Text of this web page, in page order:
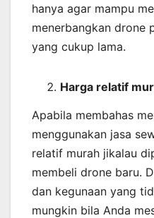
hanya agar mampu
menerbangkan drone
yang cukup lama.
Harga relatif
Apabila membahas
menggunakan jasa
relatif murah jikalau
membeli drone baru.
dan kegunaan yang
mungkin bila Anda